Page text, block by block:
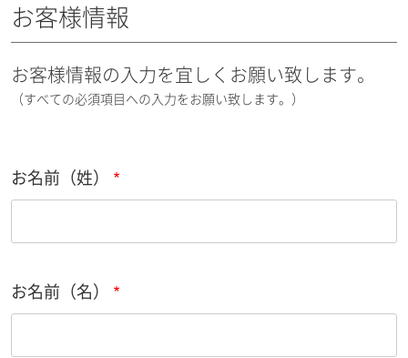
お客様情報
お客様情報の入力を宜しくお願い致します。
（すべての必須項目への入力をお願い致します。）
お名前（姓）
お名前（名）